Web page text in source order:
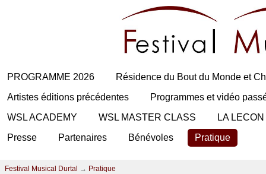
PROGRAMME 2026
Résidence du Bout du Monde et
Artistes éditions précédentes
Programmes et vidéo
WSL ACADEMY
WSL MASTER CLASS
LA
Presse
Partenaires Bénévoles Pratique
Festival Musical Durtal → Pratique